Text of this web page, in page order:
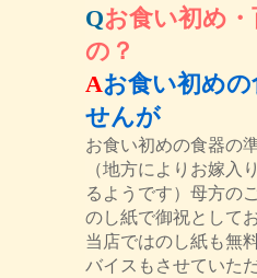
Qお食い初め
の？
Aお食い初め
せんが
お食い初めの食器の
（地方によりお嫁
るようです）母方の
のし紙で御祝として
当店ではのし紙も無
バイスもさせていた